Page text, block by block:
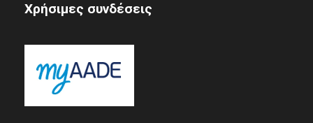
Χρήσιμες συνδέσεις